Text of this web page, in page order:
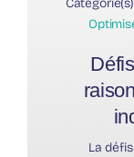
La